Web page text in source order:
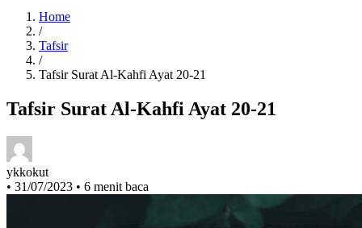
Home
/
Tafsir
/
Tafsir Surat Al-Kahfi Ayat 20-21
ykkokut